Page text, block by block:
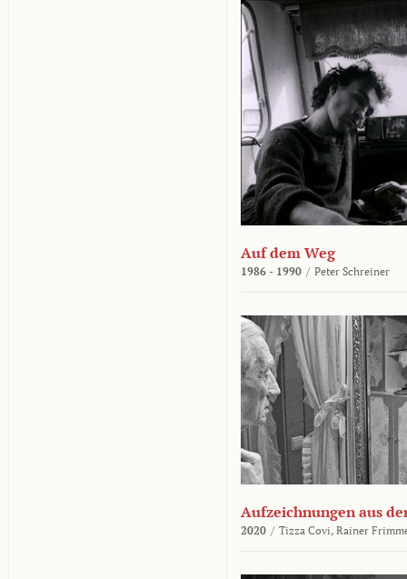
Auf dem Weg
1986 - 1990 / Peter Schreiner
Aufzeichnungen aus
2020 / Tizza Covi, Rainer